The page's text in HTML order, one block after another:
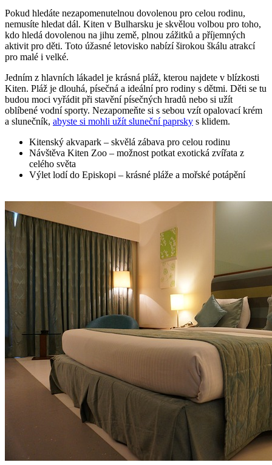
Pokud hledáte nezapomenutelnou dovolenou pro celou rodinu,
nemusíte hledat dál. Kiten v Bulharsku je skvělou volbou pro toho,
kdo hledá dovolenou na jihu země, plnou zážitků a příjemných
aktivit pro děti. Toto úžasné letovisko nabízí širokou škálu atrakcí
pro malé i velké.
Jedním z hlavních lákadel je krásná pláž, kterou najdete v blízkosti
Kiten. Pláž je dlouhá, písečná a ideální pro rodiny s dětmi. Děti se tu
budou moci vyřádit při stavění písečných hradů nebo si užít
oblíbené vodní sporty. Nezapomeňte si s sebou vzít opalovací krém
a slunečník, abyste si mohli užít sluneční paprsky s klidem.
Kitenský akvapark – skvělá zábava pro celou rodinu
Návštěva Kiten Zoo – možnost potkat exotická zvířata z
celého světa
Výlet lodí do Episkopi – krásné pláže a mořské potápění